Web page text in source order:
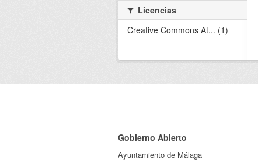
Licencias
Creative Commons At... (1)
Gobierno Abierto
Ayuntamiento de Málaga